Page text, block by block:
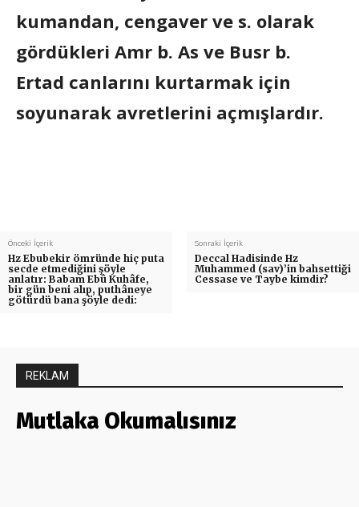
kumandan, cengaver ve s. olarak
gördükleri Amr b. As ve Busr b.
Ertad canlarını kurtarmak için
soyunarak avretlerini açmışlardır.
Önceki İçerik
Hz Ebubekir ömründe hiç puta
secde etmediğini şöyle
anlatır: Babam Ebû Kuhâfe,
bir gün beni alıp, puthâneye
götürdü bana şöyle dedi:
Sonraki İçerik
Deccal Hadisinde Hz
Muhammed (sav)’in bahsettiği
Cessase ve Taybe kimdir?
REKLAM
Mutlaka Okumalısınız